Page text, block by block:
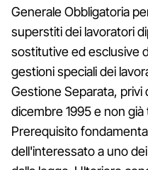
Generale Obbligatoria
superstiti dei lavoratori
sostitutive ed esclusive
gestioni speciali dei
Gestione Separata, privi
dicembre 1995 e non
Prerequisito
dell'interessato a uno